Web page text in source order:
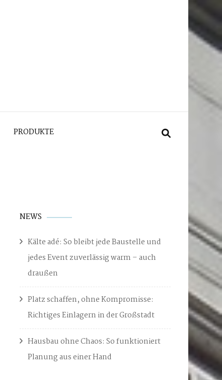
PRODUKTE
NEWS
Kälte adé: So bleibt jede Baustelle und
jedes Event zuverlässig warm – auch
draußen
Platz schaffen, ohne Kompromisse:
Richtiges Einlagern in der Großstadt
Hausbau ohne Chaos: So funktioniert
Planung aus einer Hand